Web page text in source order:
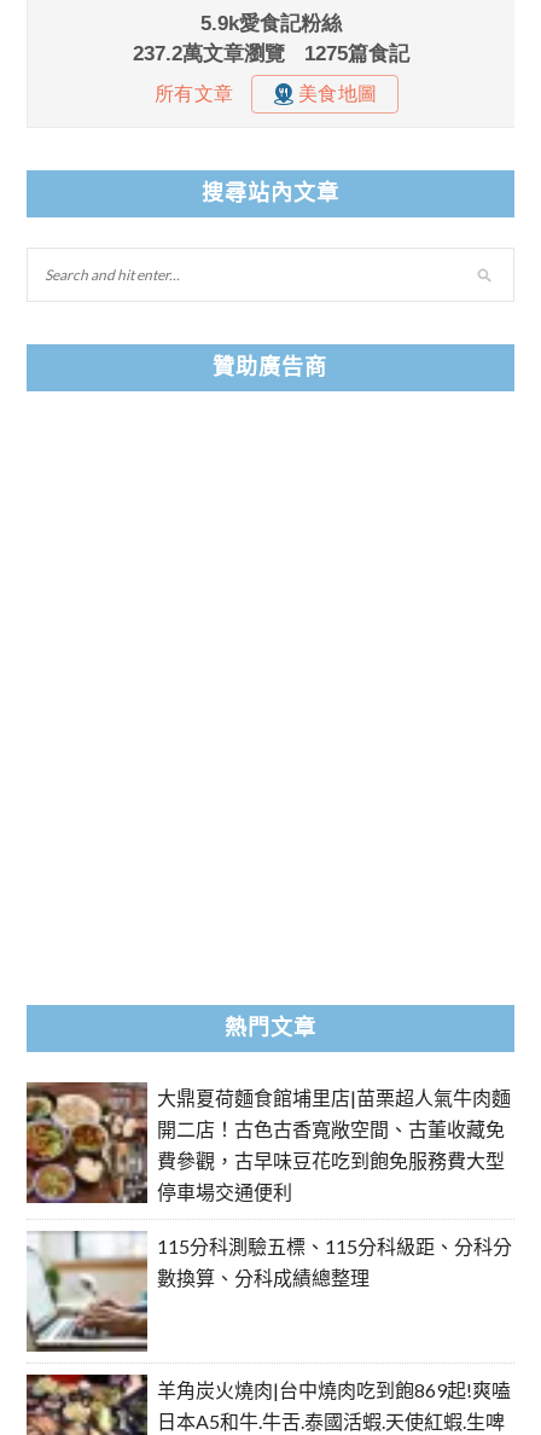
搜尋站內文章
贊助廣告商
熱門文章
大鼎夏荷麵食館埔里店|苗栗超人氣牛肉麵
開二店！古色古香寬敞空間、古董收藏免
費參觀，古早味豆花吃到飽免服務費大型
停車場交通便利
115分科測驗五標、115分科級距、分科分
數換算、分科成績總整理
羊角炭火燒肉|台中燒肉吃到飽869起!爽嗑
日本A5和牛.牛舌.泰國活蝦.天使紅蝦.生啤